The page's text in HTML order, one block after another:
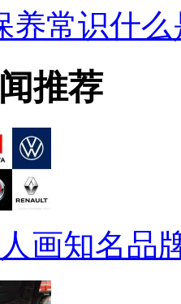
养常识什么
推荐
画知名品